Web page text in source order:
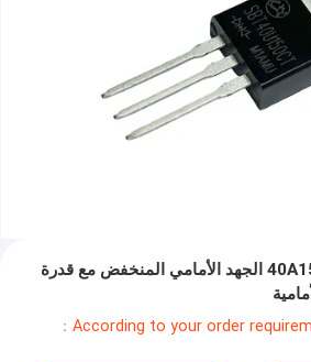
40A150V SBT40U150CT الجهد الأمامي المنخفض مع قدرة
MOQ：